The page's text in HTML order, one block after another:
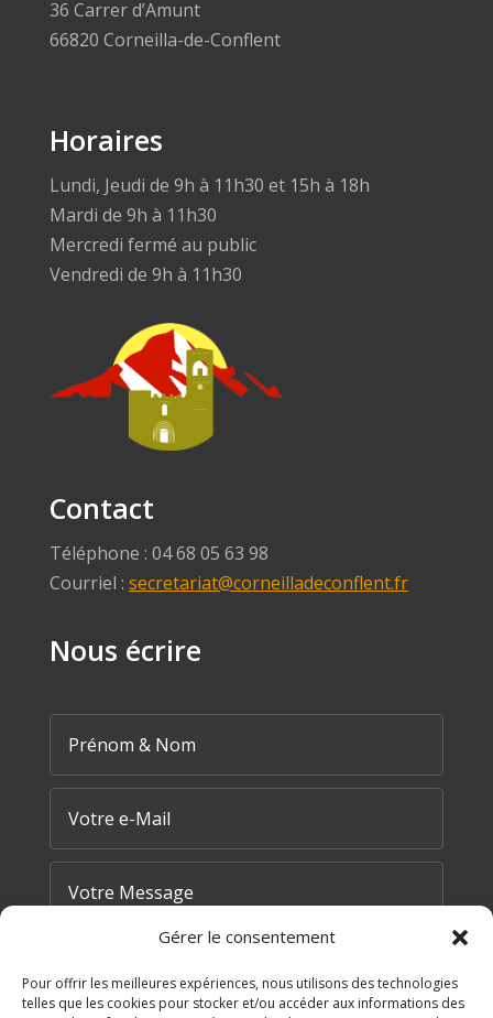
Gérer le consentement
Pour offrir les meilleures expériences, nous utilisons des technologies
telles que les cookies pour stocker et/ou accéder aux informations des
36 Carrer d’Amunt
66820 Corneilla-de-Conflent
Horaires
Lundi, Jeudi de 9h à 11h30 et 15h à 18h
Mardi de 9h à 11h30
Mercredi fermé au public
Vendredi de 9h à 11h30
Contact
Téléphone : 04 68 05 63 98
Courriel : secretariat@corneilladeconflent.fr
Nous écrire